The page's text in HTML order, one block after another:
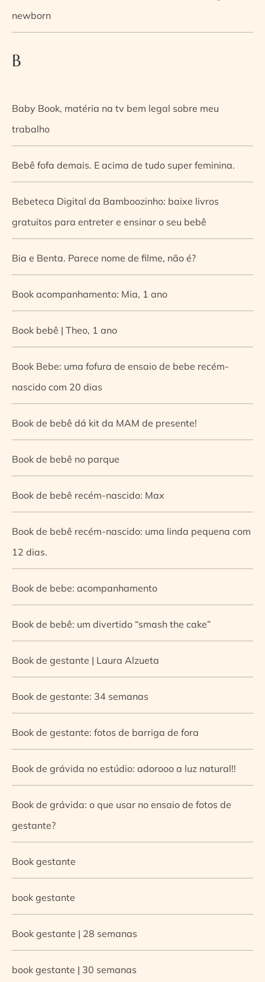
newborn
B
Baby Book, matéria na tv bem legal sobre meu
trabalho
Bebê fofa demais. E acima de tudo super feminina.
Bebeteca Digital da Bamboozinho: baixe livros
gratuitos para entreter e ensinar o seu bebê
Bia e Benta. Parece nome de filme, não é?
Book acompanhamento: Mia, 1 ano
Book bebê | Theo, 1 ano
Book Bebe: uma fofura de ensaio de bebe recém-
nascido com 20 dias
Book de bebê dá kit da MAM de presente!
Book de bebê no parque
Book de bebê recém-nascido: Max
Book de bebê recém-nascido: uma linda pequena com
12 dias.
Book de bebe: acompanhamento
Book de bebê: um divertido “smash the cake”
Book de gestante | Laura Alzueta
Book de gestante: 34 semanas
Book de gestante: fotos de barriga de fora
Book de grávida no estúdio: adorooo a luz natural!!
Book de grávida: o que usar no ensaio de fotos de
gestante?
Book gestante
book gestante
Book gestante | 28 semanas
book gestante | 30 semanas